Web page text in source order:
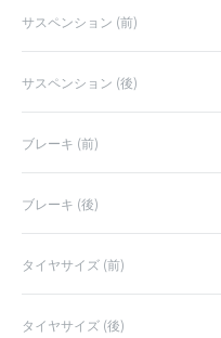
サスペンション (前)
サスペンション (後)
ブレーキ (前)
ブレーキ (後)
タイヤサイズ (前)
タイヤサイズ (後)